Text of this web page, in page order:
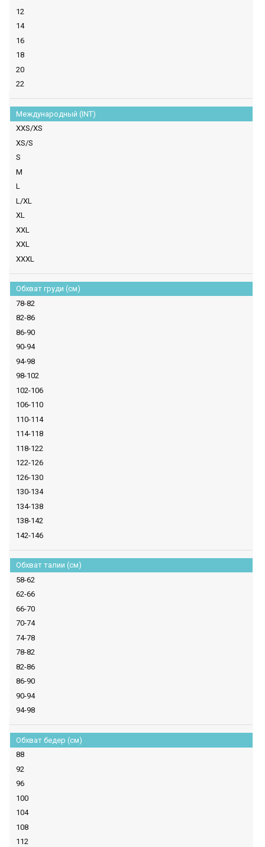
12
14
16
18
20
22
Международный (INT)
XXS/XS
XS/S
S
M
L
L/XL
XL
XXL
XXL
XXXL
Обхват груди (см)
78-82
82-86
86-90
90-94
94-98
98-102
102-106
106-110
110-114
114-118
118-122
122-126
126-130
130-134
134-138
138-142
142-146
Обхват талии (см)
58-62
62-66
66-70
70-74
74-78
78-82
82-86
86-90
90-94
94-98
Обхват бедер (см)
88
92
96
100
104
108
112